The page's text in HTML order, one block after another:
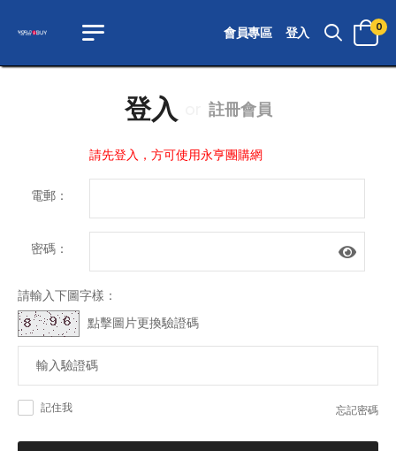
會員專區 登入 0
登入 註冊會員
請先登入，方可使用永亨團購網
電郵：
密碼：
請輸入下圖字樣：
點擊圖片更換驗證碼
記住我 忘記密碼